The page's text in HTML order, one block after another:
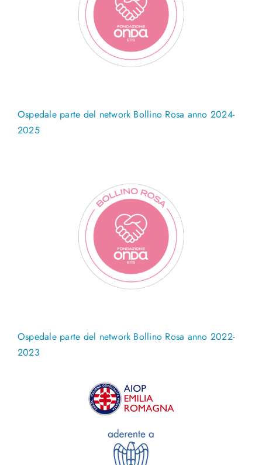
Ospedale parte del network Bollino Rosa anno 2024-
2025
Ospedale parte del network Bollino Rosa anno 2022-
2023